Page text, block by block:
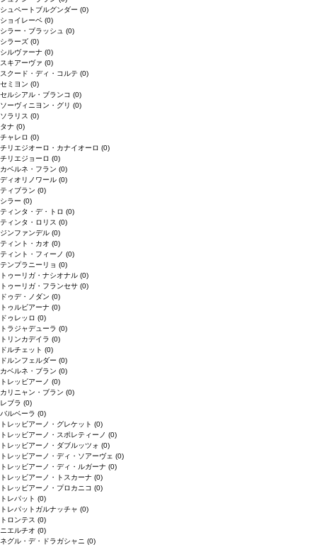
シュペートブルグンダー (0)
ショイレーベ (0)
シラー・ブラッシュ (0)
シラーズ (0)
シルヴァーナ (0)
スキアーヴァ (0)
スクード・ディ・コルテ (0)
セミヨン (0)
セルシアル・ブランコ (0)
ソーヴィニヨン・グリ (0)
ソラリス (0)
タナ (0)
チャレロ (0)
チリエジオーロ・カナイオーロ (0)
チリエジョーロ (0)
カベルネ・フラン (0)
ディオリノワール (0)
ティブラン (0)
シラー (0)
ティンタ・デ・トロ (0)
ティンタ・ロリス (0)
ジンファンデル (0)
ティント・カオ (0)
ティント・フィーノ (0)
テンプラニーリョ (0)
トゥーリガ・ナシオナル (0)
トゥーリガ・フランセサ (0)
ドゥデ・ノダン (0)
トゥルビアーナ (0)
ドゥレッロ (0)
トラジャデューラ (0)
トリンカデイラ (0)
ドルチェット (0)
ドルンフェルダー (0)
カベルネ・ブラン (0)
トレッビアーノ (0)
カリニャン・ブラン (0)
レブラ (0)
バルベーラ (0)
トレッビアーノ・グレケット (0)
トレッビアーノ・スポレティーノ (0)
トレッビアーノ・ダブルッツォ (0)
トレッビアーノ・ディ・ソアーヴェ (0)
トレッビアーノ・ディ・ルガーナ (0)
トレッビアーノ・トスカーナ (0)
トレッビアーノ・プロカニコ (0)
トレパット (0)
トレパットガルナッチャ (0)
トロンテス (0)
ニエルチオ (0)
ネグル・デ・ドラガシャニ (0)